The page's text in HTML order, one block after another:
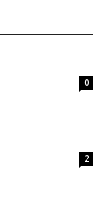
0
2